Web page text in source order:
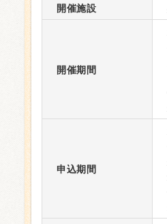
開催施設
開催期間
申込期間